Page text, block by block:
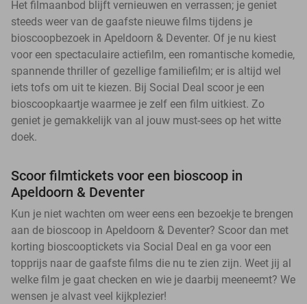
Het filmaanbod blijft vernieuwen en verrassen; je geniet
steeds weer van de gaafste nieuwe films tijdens je
bioscoopbezoek in Apeldoorn & Deventer. Of je nu kiest
voor een spectaculaire actiefilm, een romantische komedie,
spannende thriller of gezellige familiefilm; er is altijd wel
iets tofs om uit te kiezen. Bij Social Deal scoor je een
bioscoopkaartje waarmee je zelf een film uitkiest. Zo
geniet je gemakkelijk van al jouw must-sees op het witte
doek.
Scoor filmtickets voor een bioscoop in
Apeldoorn & Deventer
Kun je niet wachten om weer eens een bezoekje te brengen
aan de bioscoop in Apeldoorn & Deventer? Scoor dan met
korting bioscooptickets via Social Deal en ga voor een
topprijs naar de gaafste films die nu te zien zijn. Weet jij al
welke film je gaat checken en wie je daarbij meeneemt? We
wensen je alvast veel kijkplezier!